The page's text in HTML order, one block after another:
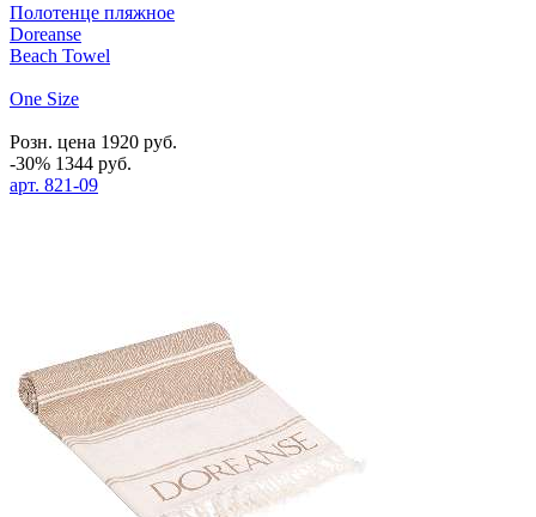
Полотенце пляжное
Doreanse
Beach Towel
One Size
Розн. цена 1920 руб.
-30% 1344 руб.
арт. 821-09